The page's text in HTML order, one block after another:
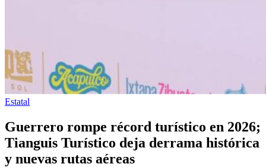
Estatal
Guerrero rompe récord turístico en 2026;
Tianguis Turístico deja derrama histórica
y nuevas rutas aéreas